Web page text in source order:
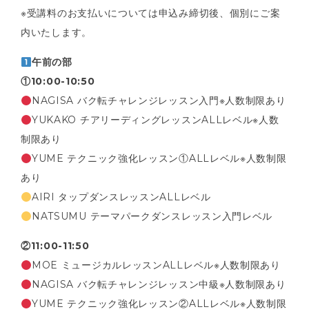
※受講料のお支払いについては申込み締切後、個別にご案
内いたします。
午前の部
①10:00-10:50
NAGISA バク転チャレンジレッスン入門※人数制限あり
YUKAKO チアリーディングレッスンALLレベル※人数
制限あり
YUME テクニック強化レッスン①ALLレベル※人数制限
あり
AIRI タップダンスレッスンALLレベル
NATSUMU テーマパークダンスレッスン入門レベル
②11:00-11:50
MOE ミュージカルレッスンALLレベル※人数制限あり
NAGISA バク転チャレンジレッスン中級※人数制限あり
YUME テクニック強化レッスン②ALLレベル※人数制限